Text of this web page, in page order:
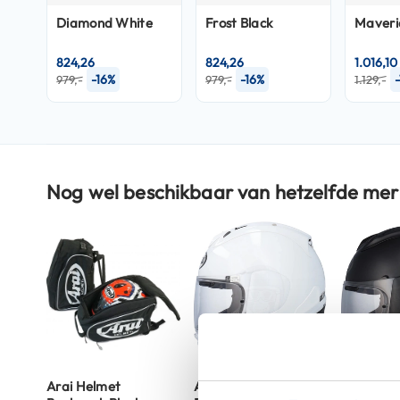
Crosshelmen
accessoires
Tear-
Crossbrillen
Oordoppen
Onderhoud
Diamond White
979,- -16%
824,26
Frost Black
979,- -16%
824,26
1.129,-
1.016,10
Nog wel beschikbaar van hetzelfde
Arai Helmet
Arai RX-7V EVO
Arai RX-